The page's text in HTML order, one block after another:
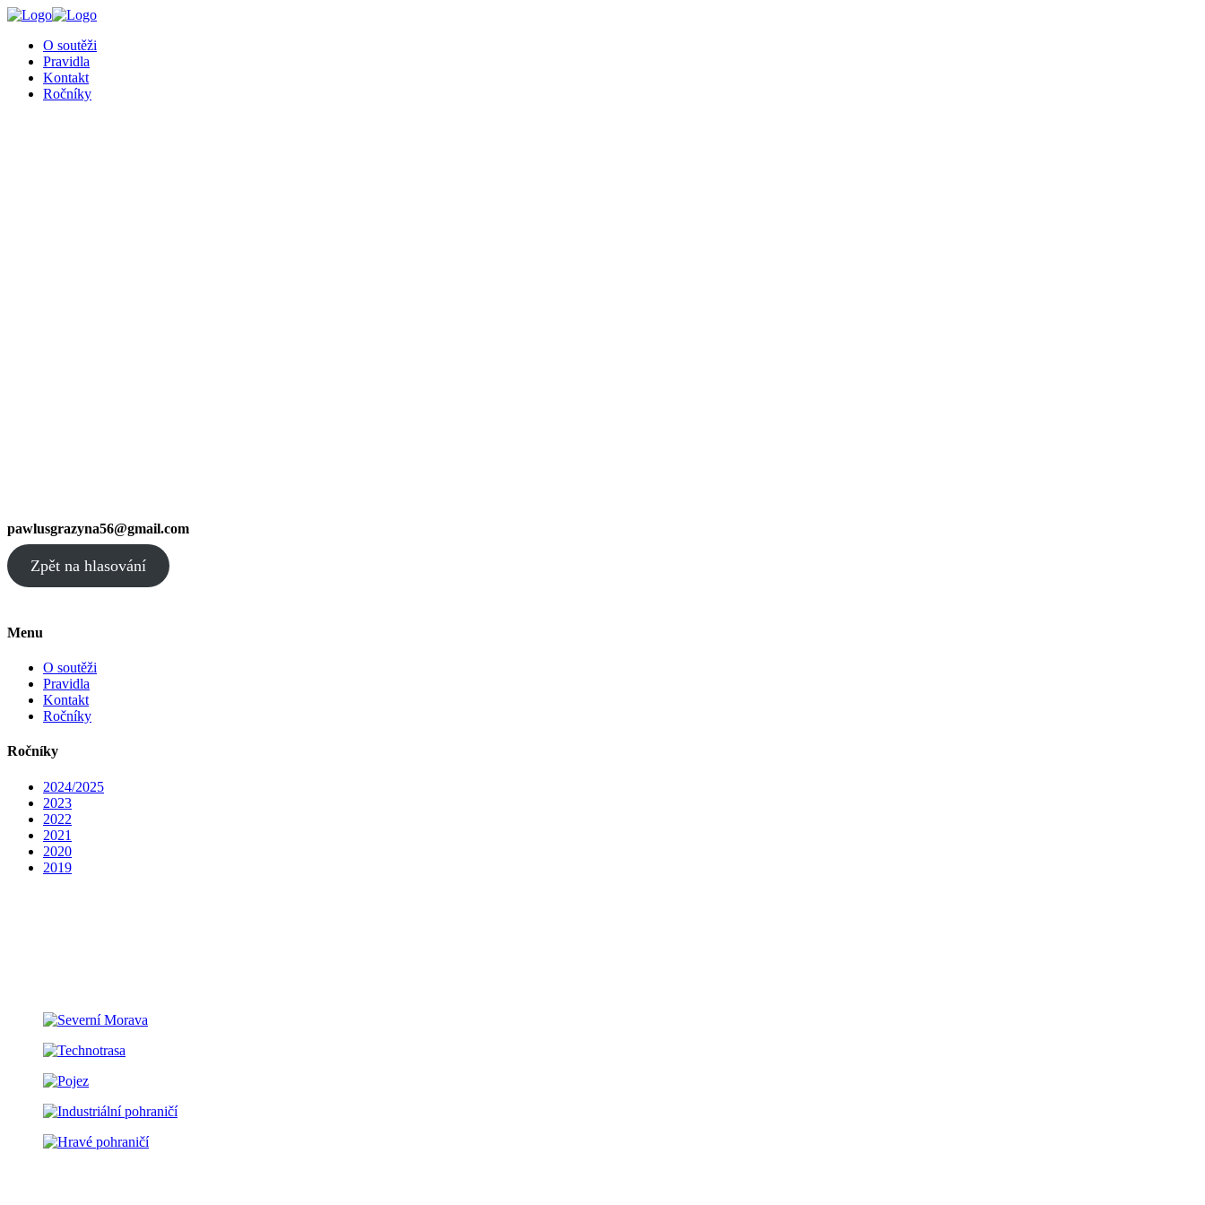
O soutěži
Pravidla
Kontakt
Ročníky
pawlusgrazyna56@gmail.com
Zpět na hlasování
Menu
O soutěži
Pravidla
Kontakt
Ročníky
Ročníky
2024/2025
2023
2022
2021
2020
2019